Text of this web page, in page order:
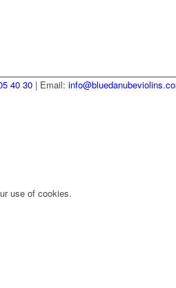
40 30 | Email:
use of cookies.